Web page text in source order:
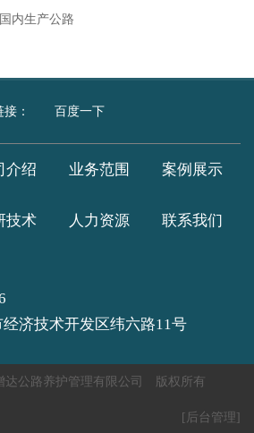
内生产公路
接： 百度一下
介绍 业务范围 案例展示
技术 人力资源 联系我们
济技术开发区纬六路11号
达公路养护管理有限公司 版权所有
[后台管理]